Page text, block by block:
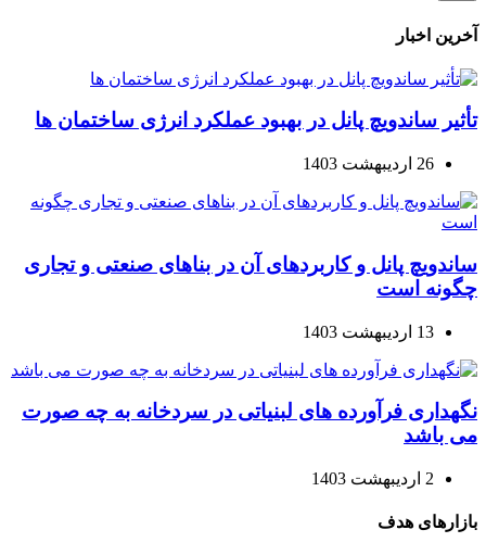
آخرین اخبار
تأثیر ساندویچ پانل در بهبود عملکرد انرژی ساختمان ها
26 اردیبهشت 1403
ساندویچ پانل و کاربردهای آن در بناهای صنعتی و تجاری
چگونه است
13 اردیبهشت 1403
نگهداری فرآورده های لبنیاتی در سردخانه به چه صورت
می باشد
2 اردیبهشت 1403
بازارهای هدف